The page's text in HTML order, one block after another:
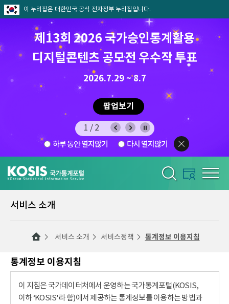
이 누리집은 대한민국 공식 전자정부 누리집입니다.
제13회 2026 국가승인통계활용
디지털콘텐츠 공모전 우수작 투표
2026.7.29 ~ 8.7
팝업보기
8월 통계찾기 퀴즈이벤트
8.7.(금) ~ 8.21.(금)
2/2
하루 동안 열지않기 다시 열지않기
서비스 소개
서비스 소개 서비스정책 통계정보 이용지침
통계정보 이용지침
이 지침은 국가데이터처에서 운영하는 국가통계포털(KOSIS,
이하 ‘KOSIS'라 함)에서 제공하는 통계정보를 이용하는 방법과